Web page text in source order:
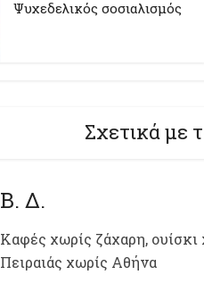
Ψυχεδελικός σοσιαλισμός
Σχετικά με
Β. Δ.
Kαφές χωρίς ζάχαρη,
Πειραιάς χωρίς Αθήνα